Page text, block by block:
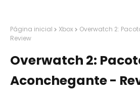
Página inicial Xbox
Overwatch 2:
Review
Overwatch 2:
Aconchegante -